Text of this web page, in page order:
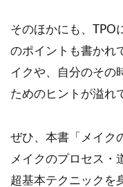
そのほかにも、TPO
のポイントも書かれ
イクや、自分のその
ためのヒントが溢れ
ぜひ、本書「メイク
メイクのプロセス・
超基本テクニックを